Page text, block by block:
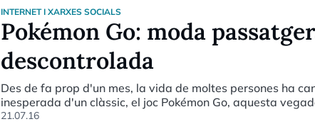
INTERNET I XARXES SOCIALS
Pokémon Go: moda
descontrolada
Des de fa prop d'un mes, la vida de moltes persones ha
inesperada d'un clàssic, el joc Pokémon Go, aquesta
augmentada per a telèfons mòbils. Des de la seva
21.07.16